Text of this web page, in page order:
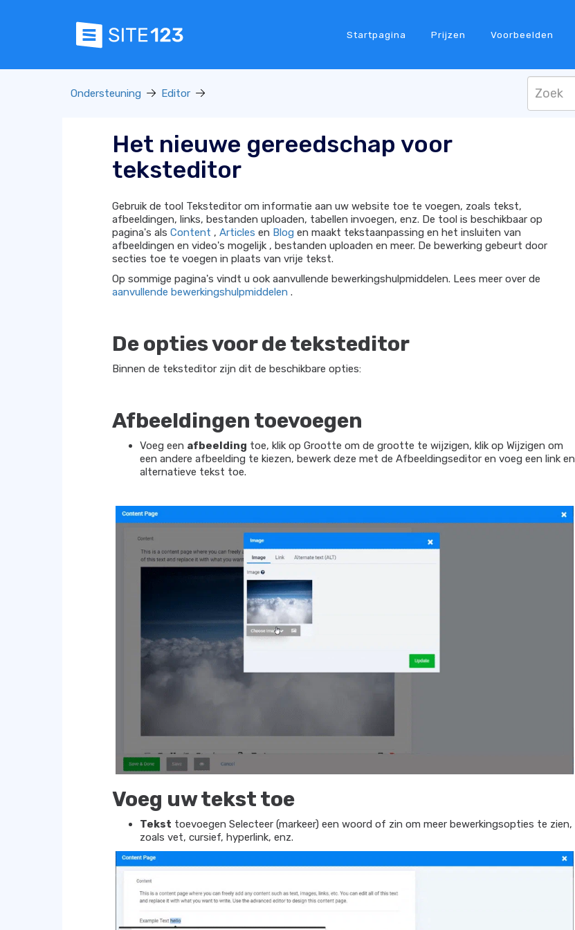
Startpagina Prijzen Voorbeelden
Ondersteuning Editor
Het nieuwe gereedschap voor
teksteditor
Gebruik de tool Teksteditor om informatie aan uw website toe te voegen, zoals tekst,
afbeeldingen, links, bestanden uploaden, tabellen invoegen, enz. De tool is beschikbaar op
pagina's als Content , Articles en Blog en maakt tekstaanpassing en het insluiten van
afbeeldingen en video's mogelijk , bestanden uploaden en meer. De bewerking gebeurt door
secties toe te voegen in plaats van vrije tekst.
Op sommige pagina's vindt u ook aanvullende bewerkingshulpmiddelen. Lees meer over de
aanvullende bewerkingshulpmiddelen .
De opties voor de teksteditor
Binnen de teksteditor zijn dit de beschikbare opties:
Afbeeldingen toevoegen
Voeg een afbeelding toe, klik op Grootte om de grootte te wijzigen, klik op Wijzigen om
een ​​andere afbeelding te kiezen, bewerk deze met de Afbeeldingseditor en voeg een link en
alternatieve tekst toe.
Voeg uw tekst toe
Tekst toevoegen Selecteer (markeer) een woord of zin om meer bewerkingsopties te zien,
zoals vet, cursief, hyperlink, enz.